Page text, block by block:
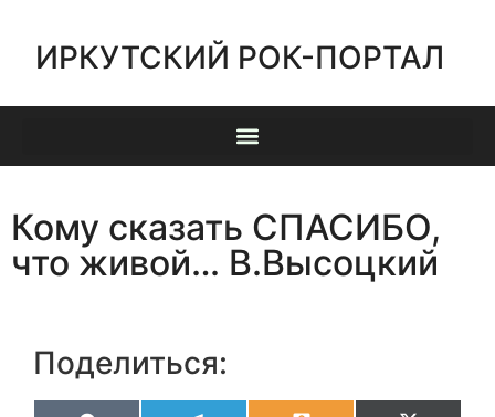
ИРКУТСКИЙ РОК-ПОРТАЛ
Кому сказать СПАСИБО,
что живой… В.Высоцкий
Поделиться: